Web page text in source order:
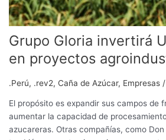
Grupo Gloria invertirá
en proyectos
.Perú, .rev2, Caña de Azúcar, Empresas /
El propósito es expandir sus campos de
aumentar la capacidad de
azucareras. Otras compañías, como